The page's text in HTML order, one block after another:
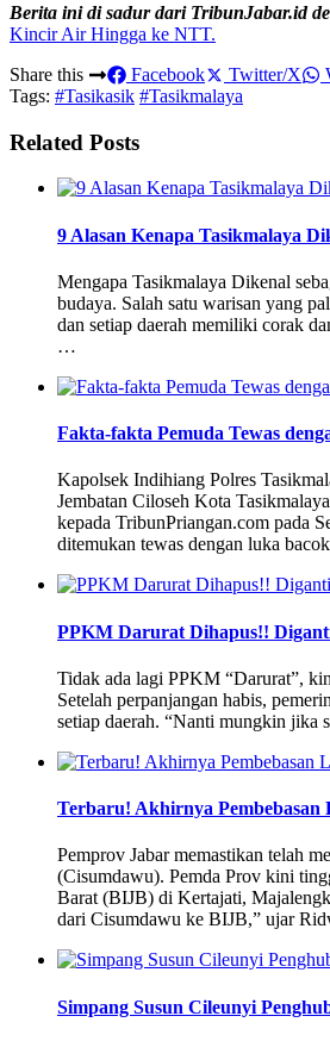
Berita ini di sadur dari TribunJabar.id
Kincir Air Hingga ke NTT.
Share this
Facebook Twitter/X
Tags: #Tasikasik #Tasikmalaya
Related Posts
9 Alasan Kenapa Tasikmalaya
Mengapa Tasikmalaya Dikenal
budaya. Salah satu warisan yang
dan setiap daerah memiliki corak
…
Fakta-fakta Pemuda Tewas
Kapolsek Indihiang Polres
Jembatan Ciloseh Kota
kepada TribunPriangan.com pada
ditemukan tewas dengan luka
PPKM Darurat Dihapus!!
Tidak ada lagi PPKM “Darurat”,
Setelah perpanjangan habis,
setiap daerah. “Nanti mungkin
Terbaru! Akhirnya Pembebasan
Pemprov Jabar memastikan telah
(Cisumdawu). Pemda Prov kini
Barat (BIJB) di Kertajati,
dari Cisumdawu ke BIJB,” ujar
Simpang Susun Cileunyi